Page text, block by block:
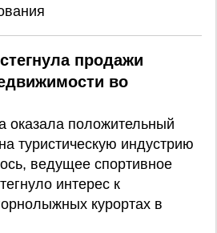
продажи
во
положительный
туристическую индустрию
ведущее спортивное
интерес к
курортах в